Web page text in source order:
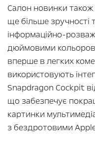
Салон новинки також
ще більше зручності
інформаційно-
дюймовими
вперше в легких
використовують
Snapdragon Cockpit
що забезпечує
картинки
з бездротовими